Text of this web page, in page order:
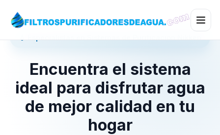
Encuentra el sistema
ideal para disfrutar agua
de mejor calidad en tu
hogar